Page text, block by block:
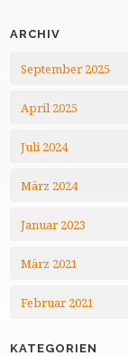
ARCHIV
September 2025
April 2025
Juli 2024
März 2024
Januar 2023
März 2021
Februar 2021
KATEGORIEN